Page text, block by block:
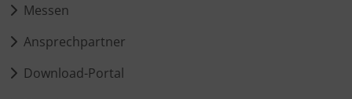
Messen
Ansprechpartner
Download-Portal